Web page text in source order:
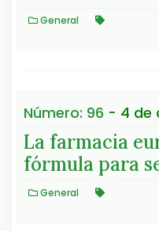
General
Número: 96 - 4 de
La farmacia
fórmula para
General